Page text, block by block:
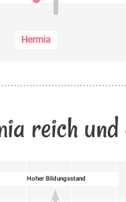
Hermia
reich
Hoher Bildungsstand